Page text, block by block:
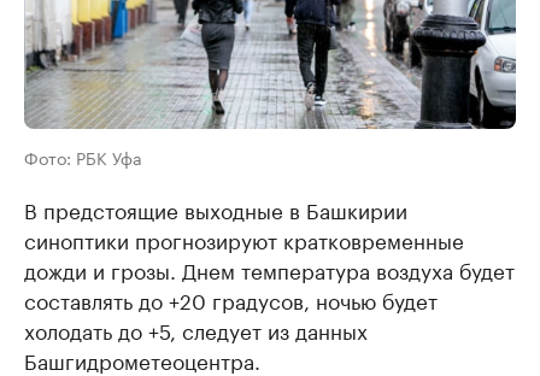
Фото: РБК Уфа
В предстоящие выходные в Башкирии
синоптики прогнозируют кратковременные
дожди и грозы. Днем температура воздуха будет
составлять до +20 градусов, ночью будет
холодать до +5, следует из данных
Башгидрометеоцентра.